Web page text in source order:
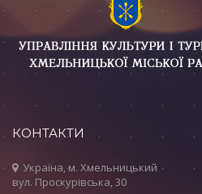
КОНТАКТИ
Україна, м. Хмельницький
вул. Проскурівська, 30